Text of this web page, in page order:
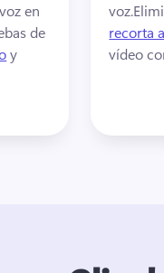
en
de
y
voz.
recorta
vídeo